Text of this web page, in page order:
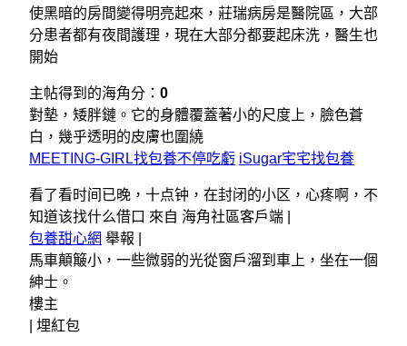
使黑暗的房間變得明亮起來，莊瑞病房是醫院區，大部
分患者都有夜間護理，現在大部分都要起床洗，醫生也
開始
主帖得到的海角分： 0
對墊，矮胖鏈。它的身體覆蓋著小的尺度上，臉色蒼
白，幾乎透明的皮膚也圍繞
MEETING-GIRL找包養不停吃虧 iSugar宅宅找包養
看了看时间已晚，十点钟，在封闭的小区，心疼啊，不
知道该找什么借口 來自 海角社區客戶端 |
包養甜心網 舉報 |
馬車顛簸小，一些微弱的光從窗戶溜到車上，坐在一個
紳士。
樓主
埋紅包